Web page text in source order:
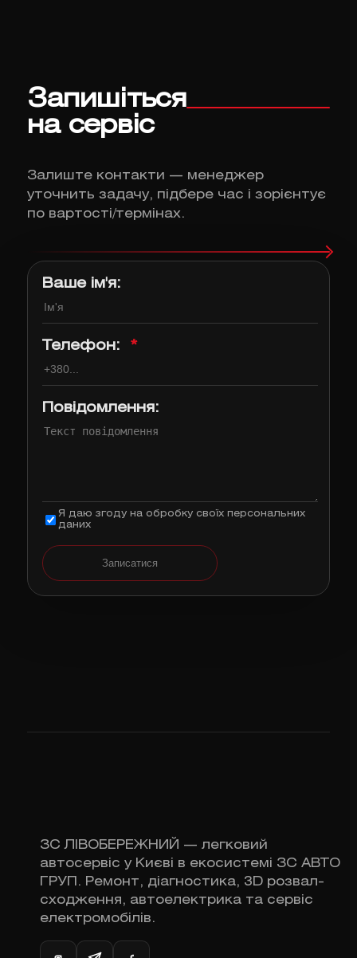
Запишіться
на сервіс
Залиште контакти — менеджер
уточнить задачу, підбере час і зорієнтує
по вартості/термінах.
Ваше ім'я:
Телефон: *
Повідомлення:
Я даю згоду на обробку своїх персональних
даних
Записатися
ЗС ЛІВОБЕРЕЖНИЙ — легковий
автосервіс у Києві в екосистемі ЗС АВТО
ГРУП. Ремонт, діагностика, 3D розвал-
сходження, автоелектрика та сервіс
електромобілів.